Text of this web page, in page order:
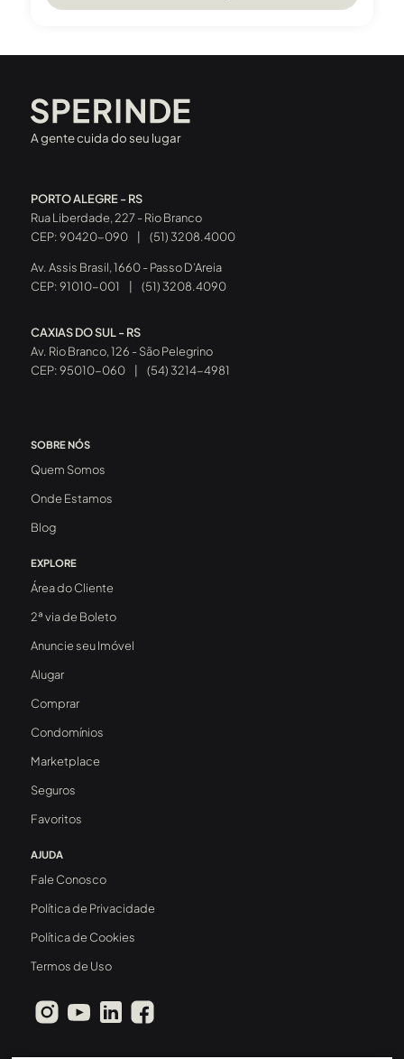
A gente cuida do seu lugar
PORTO ALEGRE - RS
Rua Liberdade, 227 - Rio Branco
CEP: 90420-090
(51) 3208.4000
Av. Assis Brasil, 1660 - Passo D’Areia
CEP: 91010-001
(51) 3208.4090
CAXIAS DO SUL - RS
Av. Rio Branco, 126 - São Pelegrino
CEP: 95010-060
(54) 3214-4981
SOBRE NÓS
Quem Somos
Onde Estamos
Blog
EXPLORE
Área do Cliente
2ª via de Boleto
Anuncie seu Imóvel
Alugar
Comprar
Condomínios
Marketplace
Seguros
Favoritos
AJUDA
Fale Conosco
Política de Privacidade
Política de Cookies
Termos de Uso